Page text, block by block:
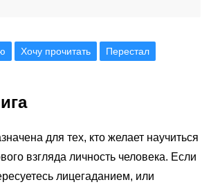
Хочу прочитать Перестал
для тех, кто желает научиться
взгляда личность человека. Если
лицегаданием, или